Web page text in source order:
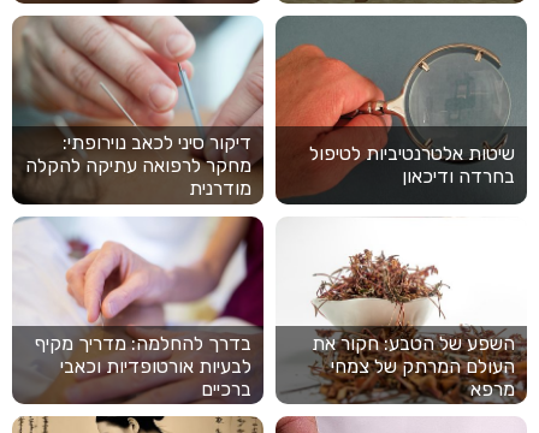
שיטות אלטרנטיביות לטיפול
בחרדה ודיכאון
דיקור סיני לכאב נוירופתי:
מחקר לרפואה עתיקה להקלה
מודרנית
השפע של הטבע: חקור את
העולם המרתק של צמחי
מרפא
בדרך להחלמה: מדריך מקיף
לבעיות אורטופדיות וכאבי
ברכיים